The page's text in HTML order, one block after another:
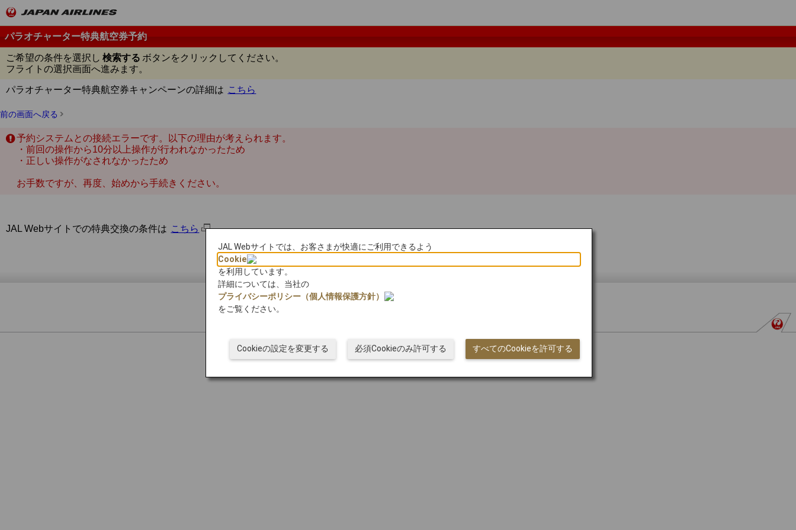
パラオチャーター特典航空券予約
ご希望の条件を選択し 検索する ボタンをクリックしてください。
フライトの選択画面へ進みます。
パラオチャーター特典航空券キャンペーンの詳細は こちら
前の画面へ戻る
予約システムとの接続エラーです。以下の理由が考えられます。
・前回の操作から10分以上操作が行われなかったため
・正しい操作がなされなかったため
お手数ですが、再度、始めから手続きください。
JAL Webサイトでの特典交換の条件は こちら
トップメニューへ
JAL Webサイトでは、お客さまが快適にご利用できるよう
Cookie
を利用しています。
詳細については、当社の
プライバシーポリシー（個人情報保護方針）
をご覧ください。
すべてのCookieを許可する
必須Cookieのみ許可する
Cookieの設定を変更する